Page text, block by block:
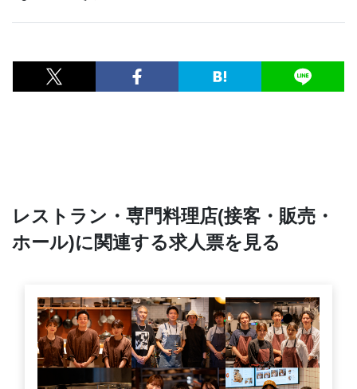
レストラン・専門料理店(接客・販売・
ホール)に関連する求人票を見る